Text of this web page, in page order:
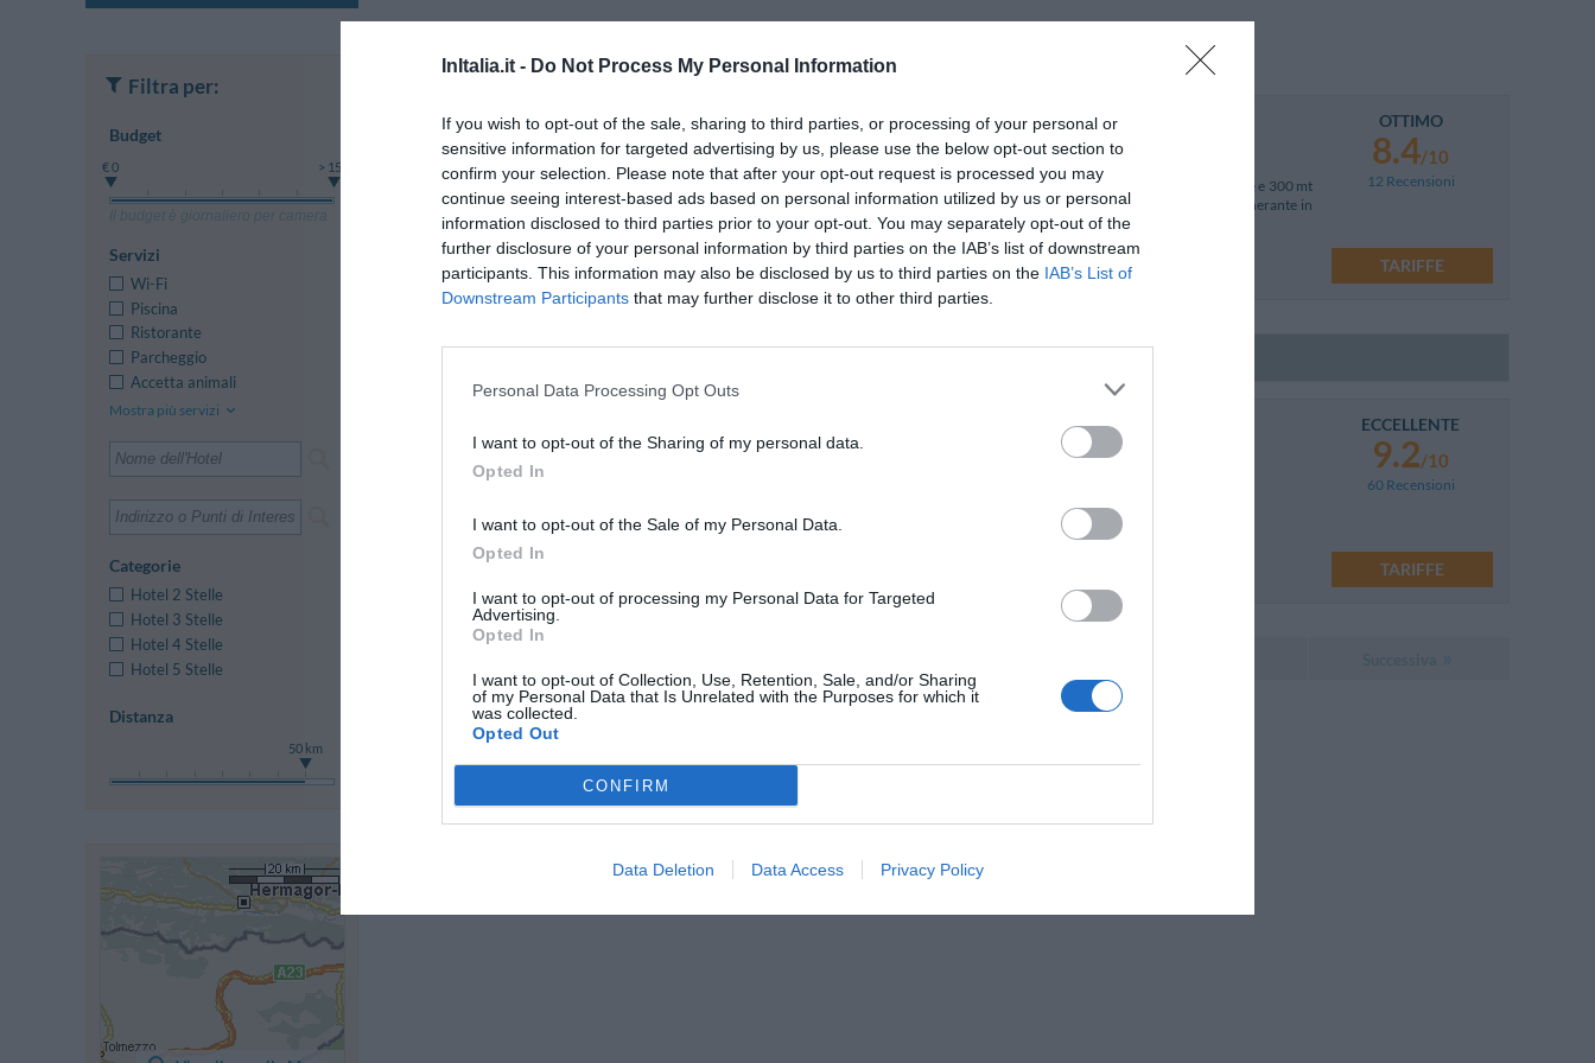
InItalia.it - Do Not Process My Personal Information
If you wish to opt-out of the sale, sharing to third parties, or processing of your personal or
sensitive information for targeted advertising by us, please use the below opt-out section to
confirm your selection. Please note that after your opt-out request is processed you may
continue seeing interest-based ads based on personal information utilized by us or personal
information disclosed to third parties prior to your opt-out. You may separately opt-out of the
further disclosure of your personal information by third parties on the IAB’s list of downstream
participants. This information may also be disclosed by us to third parties on the IAB’s List of
Downstream Participants that may further disclose it to other third parties.
Personal Data Processing Opt Outs
I want to opt-out of the Sharing of my personal data.
Opted In
I want to opt-out of the Sale of my Personal Data.
Opted In
I want to opt-out of processing my Personal Data for Targeted
Advertising.
Opted In
I want to opt-out of Collection, Use, Retention, Sale, and/or Sharing
of my Personal Data that Is Unrelated with the Purposes for which it
was collected.
Opted Out
CONFIRM
Data Deletion Data Access Privacy Policy
Albergo Al Gallo Forcello
6.09 km da Stazione Pontebba
Località Passo Pramollo 5,Nassfeld
Mappa
L'Albergo Al Gallo Forcello è un'accogliente struttura 3 stelle superior, situata a 1530 mt di altitudine e 300 mt
dal confine con l'Austria, in splendida posizione panoramica sul lago. Ideale per una vacanza rigenerante in
qualsiasi periodo dell'anno, i...
La soluzione più vicina per il tuo soggiorno a Stazione Pontebba
OTTIMO
8.4/10
12 Recensioni
TARIFFE
47.51 km
Via Tricesimo 71 Udine
ECCELLENTE
9.2/10
60 Recensioni
TARIFFE
Filtra per:
Budget
€ 0 > 150
Il budget è giornaliero per camera
Servizi
Wi-Fi
Piscina
Ristorante
Parcheggio
Accetta animali
Mostra più servizi
Categorie
Hotel 2 Stelle
Hotel 3 Stelle
Hotel 4 Stelle
Hotel 5 Stelle
Distanza
50 km